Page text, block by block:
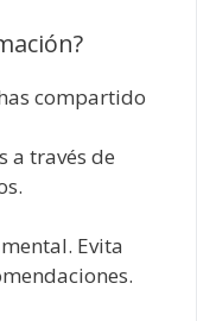
compartido
a través de
Evita